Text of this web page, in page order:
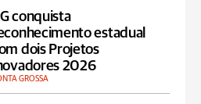
conquista
estadual
dois Projetos
2026
GROSSA